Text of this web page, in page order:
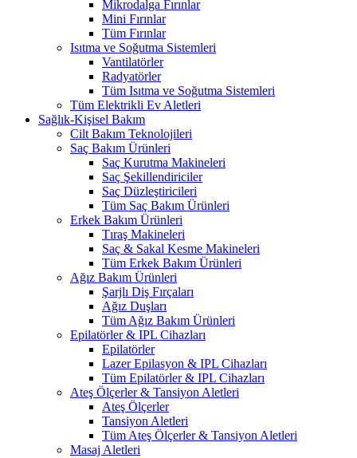
Mikrodalga Fırınlar
Mini Fırınlar
Tüm Fırınlar
Isıtma ve Soğutma Sistemleri
Vantilatörler
Radyatörler
Tüm Isıtma ve Soğutma Sistemleri
Tüm Elektrikli Ev Aletleri
Sağlık-Kişisel Bakım
Cilt Bakım Teknolojileri
Saç Bakım Ürünleri
Saç Kurutma Makineleri
Saç Şekillendiriciler
Saç Düzleştiricileri
Tüm Saç Bakım Ürünleri
Erkek Bakım Ürünleri
Tıraş Makineleri
Saç & Sakal Kesme Makineleri
Tüm Erkek Bakım Ürünleri
Ağız Bakım Ürünleri
Şarjlı Diş Fırçaları
Ağız Duşları
Tüm Ağız Bakım Ürünleri
Epilatörler & IPL Cihazları
Epilatörler
Lazer Epilasyon & IPL Cihazları
Tüm Epilatörler & IPL Cihazları
Ateş Ölçerler & Tansiyon Aletleri
Ateş Ölçerler
Tansiyon Aletleri
Tüm Ateş Ölçerler & Tansiyon Aletleri
Masaj Aletleri